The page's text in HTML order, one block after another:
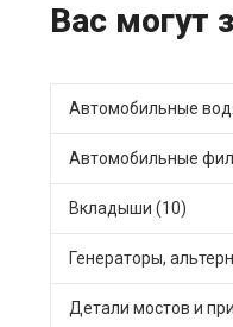
Вас могут
Автомобильные
Автомобильные
Вкладыши (10)
Генераторы,
Детали мостов и